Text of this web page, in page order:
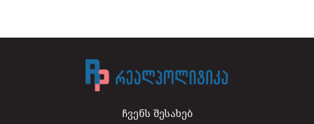
ჩვენს შესახებ